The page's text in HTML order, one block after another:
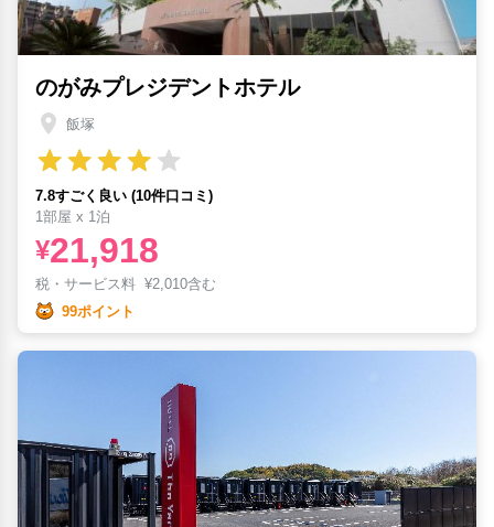
のがみプレジデントホテル
飯塚
7.8すごく良い (10件口コミ)
1部屋 x 1泊
¥21,918
税・サービス料 ¥2,010含む
99ポイント